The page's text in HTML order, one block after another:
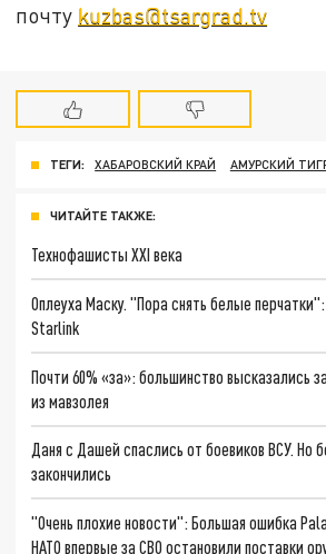
почту kuzbas@tsargrad.tv
ТЕГИ: ХАБАРОВСКИЙ КРАЙ АМУРСКИЙ
ЧИТАЙТЕ ТАКЖЕ:
Технофашисты XXI века
Оплеуха Маску. "Пора снять белые
Starlink
Почти 60% «за»: большинство высказались
из мавзолея
Даня с Дашей спаслись от боевиков ВСУ. Но
закончились
"Очень плохие новости": Большая ошибка
НАТО впервые за СВО остановили поставки